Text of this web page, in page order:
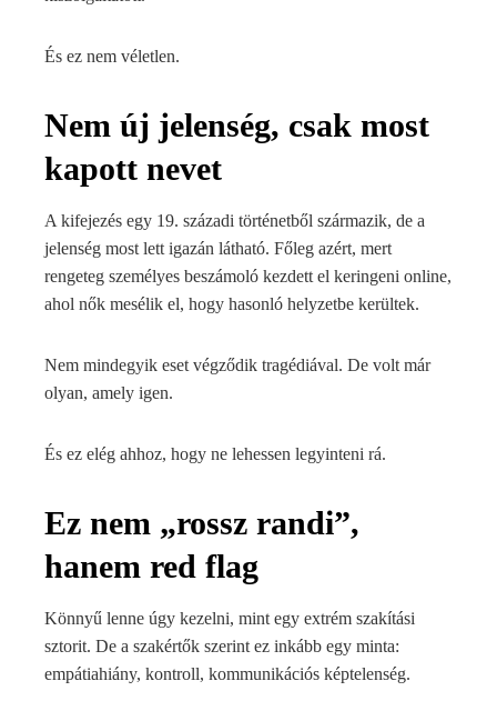
És ez nem véletlen.
Nem új jelenség, csak most
kapott nevet
A kifejezés egy 19. századi történetből származik, de a
jelenség most lett igazán látható. Főleg azért, mert
rengeteg személyes beszámoló kezdett el keringeni online,
ahol nők mesélik el, hogy hasonló helyzetbe kerültek.
Nem mindegyik eset végződik tragédiával. De volt már
olyan, amely igen.
És ez elég ahhoz, hogy ne lehessen legyinteni rá.
Ez nem „rossz randi”,
hanem red flag
Könnyű lenne úgy kezelni, mint egy extrém szakítási
sztorit. De a szakértők szerint ez inkább egy minta:
empátiahiány, kontroll, kommunikációs képtelenség.